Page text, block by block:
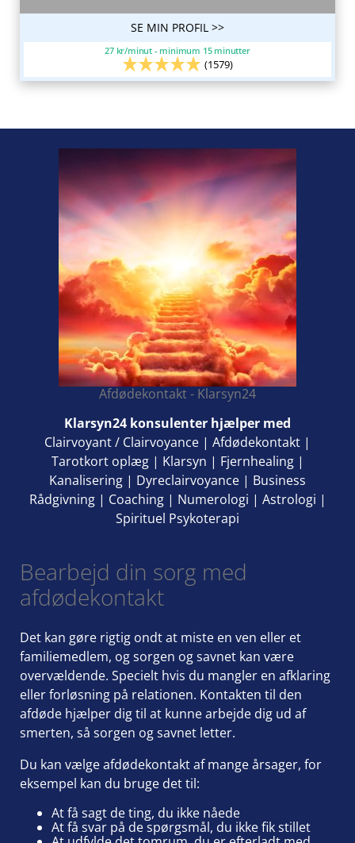
SE MIN PROFIL >>
27 kr/minut - minimum 15 minutter
(1579)
Afdødekontakt - Klarsyn24
Klarsyn24 konsulenter hjælper med
Clairvoyant / Clairvoyance | Afdødekontakt |
Tarotkort oplæg| Klarsyn | Fjernhealing|
Kanalisering | Dyreclairvoyance | Business
Rådgivning| Coaching| Numerologi | Astrologi |
Spirituel Psykoterapi
Bearbejd din sorg med
afdødekontakt
Det kan gøre rigtig ondt at miste en ven eller et
familiemedlem, og sorgen og savnet kan være
overvældende. Specielt hvis du mangler en afklaring
eller forløsning på relationen. Kontakten til den
afdøde hjælper dig til at kunne arbejde dig ud af
smerten, så sorgen og savnet letter.
Du kan vælge afdødekontakt af mange årsager, for
eksempel kan du bruge det til:
At få sagt de ting, du ikke nåede
At få svar på de spørgsmål, du ikke fik stillet